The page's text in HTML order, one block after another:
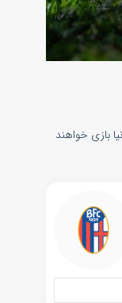
و از ساعت ۲۲:۱۵ تیم‌های میلان و بولونیا بازی خواهند